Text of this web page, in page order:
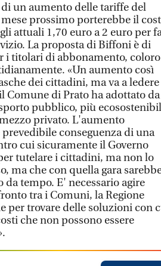
un aumento delle tariffe del
prossimo porterebbe il
attuali 1,70 euro a 2 euro per
La proposta di Biffoni è di
i titolari di abbonamento, coloro
«Un aumento così
dei cittadini, ma va a ledere
di Prato ha adottato da
pubblico, più
privato. L'aumento
conseguenza di una
cui sicuramente il Governo
tutelare i cittadini, ma non lo
ma che con quella gara
tempo. E' necessario agire
tra i Comuni, la Regione
per trovare delle soluzioni con
che non possono essere